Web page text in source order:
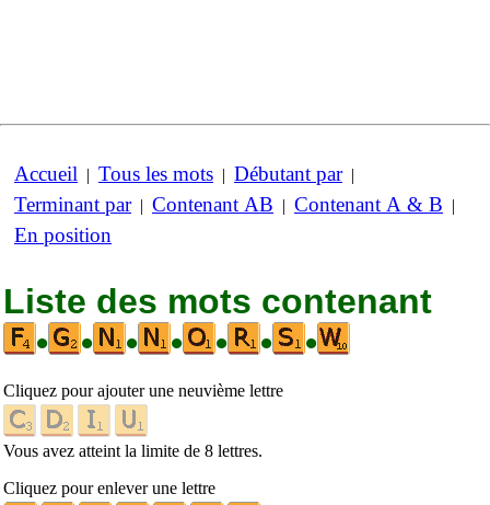
Accueil | Tous les mots | Débutant par|
Terminant par| Contenant AB | Contenant A & B |
En position
Liste des mots contenant
•
• • • • • •
Cliquez pour ajouter une neuvième lettre
Vous avez atteint la limite de 8 lettres.
Cliquez pour enlever une lettre